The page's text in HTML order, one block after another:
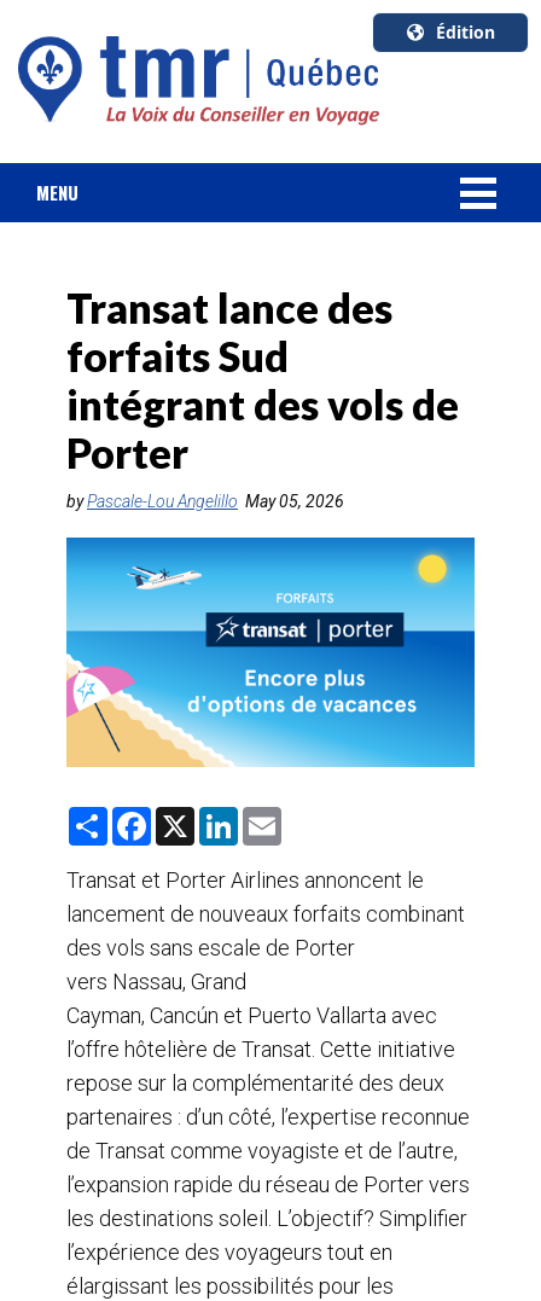
Édition
U.S.A.
English
Canada
MENU
FORFAIT VACANCES
CROISIÈRES
HOTELS & RESORTS
DESTINATIONS
AGENTS DE VOYAGE
FORMATION & RESSOURCES
Transat lance des
forfaits Sud
intégrant des vols de
Porter
byPascale-Lou Angelillo May 05, 2026
S
r
e
F
e
b
o
k
X
L
k
e
d
n
i
l
Transat et Porter Airlines annoncent le
lancement de nouveaux forfaits combinant
des vols sans escale de Porter
vers Nassau, Grand
Cayman, Cancún et Puerto Vallarta avec
l’offre hôtelière de Transat. Cette initiative
repose sur la complémentarité des deux
partenaires : d’un côté, l’expertise reconnue
de Transat comme voyagiste et de l’autre,
l’expansion rapide du réseau de Porter vers
les destinations soleil. L’objectif? Simplifier
l’expérience des voyageurs tout en
élargissant les possibilités pour les